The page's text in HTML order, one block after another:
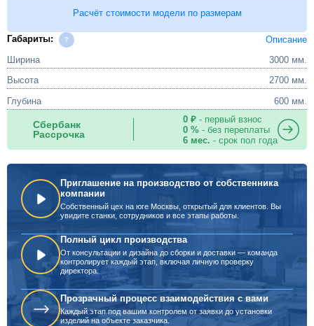
Расчёт стоимости модели по размерам
Габариты:
Описание
Ширина
3000 мм.
Высота
2700 мм.
Глубина
600 мм.
Сбербанк
Рассрочка
0 ₽- первый взнос
0 %- без переплаты
6 мес. - срок пол года
Приглашение на производство от собственника
компании
Собственный цех на юге Москвы, открытый для клиентов. Вы
увидите станки, сотрудников и все этапы работы.
Полный цикл производства
От консультации и дизайна до сборки и доставки — команда
контролирует каждый этап, включая личную проверку
директора.
Прозрачный процесс взаимодействия с вами
Каждый этап под вашим контролем от заявки до установки
изделий на объекте заказчика.